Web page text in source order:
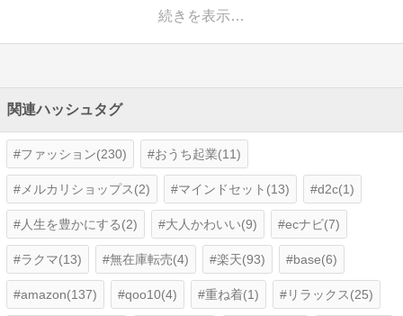
続きを表示…
関連ハッシュタグ
ファッション(230) おうち起業(11)
メルカリショップス(2) マインドセット(13) d2c(1)
人生を豊かにする(2) 大人かわいい(9) ecナビ(7)
ラクマ(13) 無在庫転売(4) 楽天(93) base(6)
amazon(137) qoo10(4) 重ね着(1) リラックス(25)